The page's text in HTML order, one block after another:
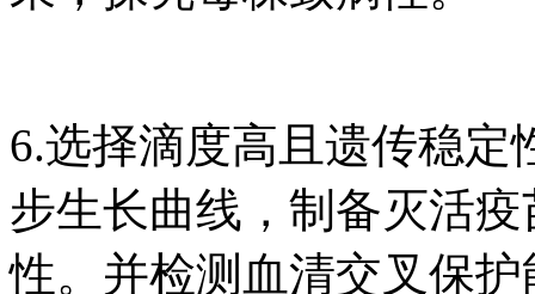
6.选择滴度高且遗传稳定
步生长曲线，制备灭活
性。并检测血清交叉保